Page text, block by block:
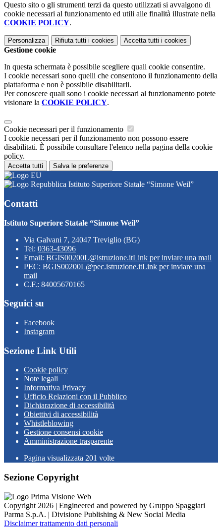
Questo sito o gli strumenti terzi da questo utilizzati si avvalgono di
cookie necessari al funzionamento ed utili alle finalità illustrate nella
COOKIE POLICY.
Personalizza Rifiuta tutti i cookies Accetta tutti i cookies
Gestione cookie
In questa schermata è possibile scegliere quali cookie consentire.
I cookie necessari sono quelli che consentono il funzionamento della
piattaforma e non è possibile disabilitarli.
Per conoscere quali sono i cookie necessari al funzionamento potete
visionare la COOKIE POLICY.
Cookie necessari per il funzionamento
I cookie necessari per il funzionamento non possono essere
disabilitati. È possibile consultare l'elenco nella pagina della cookie
policy.
Accetta tutti Salva le preferenze
Istituto Superiore Statale “Simone Weil”
Contatti
Istituto Superiore Statale “Simone Weil”
Via Galvani 7, 24047 Treviglio (BG)
Tel: 0363-43096
Email: BGIS00200L@istruzione.itLink per inviare una mail
PEC: BGIS00200L@pec.istruzione.itLink per inviare una
mail
C.F.: 84005670165
Seguici su
Facebook
Instagram
Sezione Link Utili
Cookie policy
Note legali
Informativa Privacy
Ufficio Relazioni con il Pubblico
Dichiarazione di accessibilità
Obiettivi di accessibilità
Whistleblowing
Gestione consensi cookie
Amministrazione trasparente
Pagina visualizzata 201 volte
Sezione Copyright
Copyright 2026 | Engineered and powered by Gruppo Spaggiari
Parma S.p.A. | Divisione Publishing & New Social Media
Disclaimer trattamento dati personali